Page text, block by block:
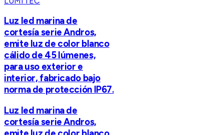
Luz led marina de
cortesía serie Andros,
emite luz de color blanco
cálido de 45 lúmenes,
para uso exterior e
interior, fabricado bajo
norma de protección IP67.
Luz led marina de
cortesía serie Andros,